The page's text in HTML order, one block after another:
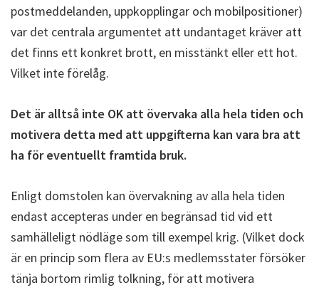
postmeddelanden, uppkopplingar och mobilpositioner)
var det centrala argumentet att undantaget kräver att
det finns ett konkret brott, en misstänkt eller ett hot.
Vilket inte förelåg.
Det är alltså inte OK att övervaka alla hela tiden och
motivera detta med att uppgifterna kan vara bra att
ha för eventuellt framtida bruk.
Enligt domstolen kan övervakning av alla hela tiden
endast accepteras under en begränsad tid vid ett
samhälleligt nödläge som till exempel krig. (Vilket dock
är en princip som flera av EU:s medlemsstater försöker
tänja bortom rimlig tolkning, för att motivera